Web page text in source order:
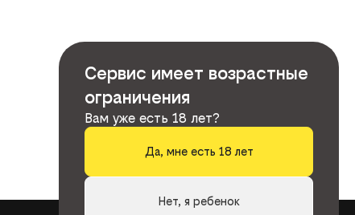
Сервис имеет возрастные
ограничения
Вам уже есть 18 лет?
Да, мне есть 18 лет
Нет, я ребенок